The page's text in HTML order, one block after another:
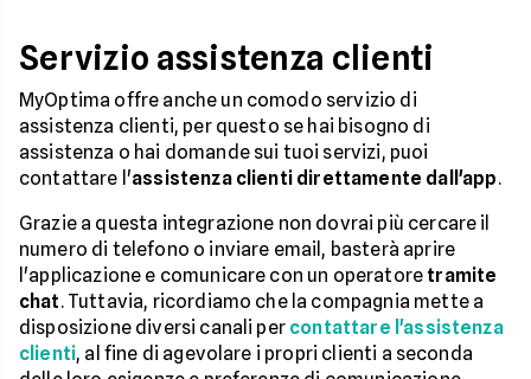
Servizio assistenza clienti
MyOptima offre anche un comodo servizio di
assistenza clienti, per questo se hai bisogno di
assistenza o hai domande sui tuoi servizi, puoi
contattare l'assistenza clienti direttamente dall'app.
Grazie a questa integrazione non dovrai più cercare il
numero di telefono o inviare email, basterà aprire
l'applicazione e comunicare con un operatore tramite
chat. Tuttavia, ricordiamo che la compagnia mette a
disposizione diversi canali per contattare l'assistenza
clienti, al fine di agevolare i propri clienti a seconda